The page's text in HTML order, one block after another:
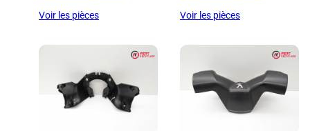
Voir les pièces Voir les pièces